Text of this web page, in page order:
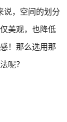
说，空间的划分
美观，也降低
！那么选用那
呢？